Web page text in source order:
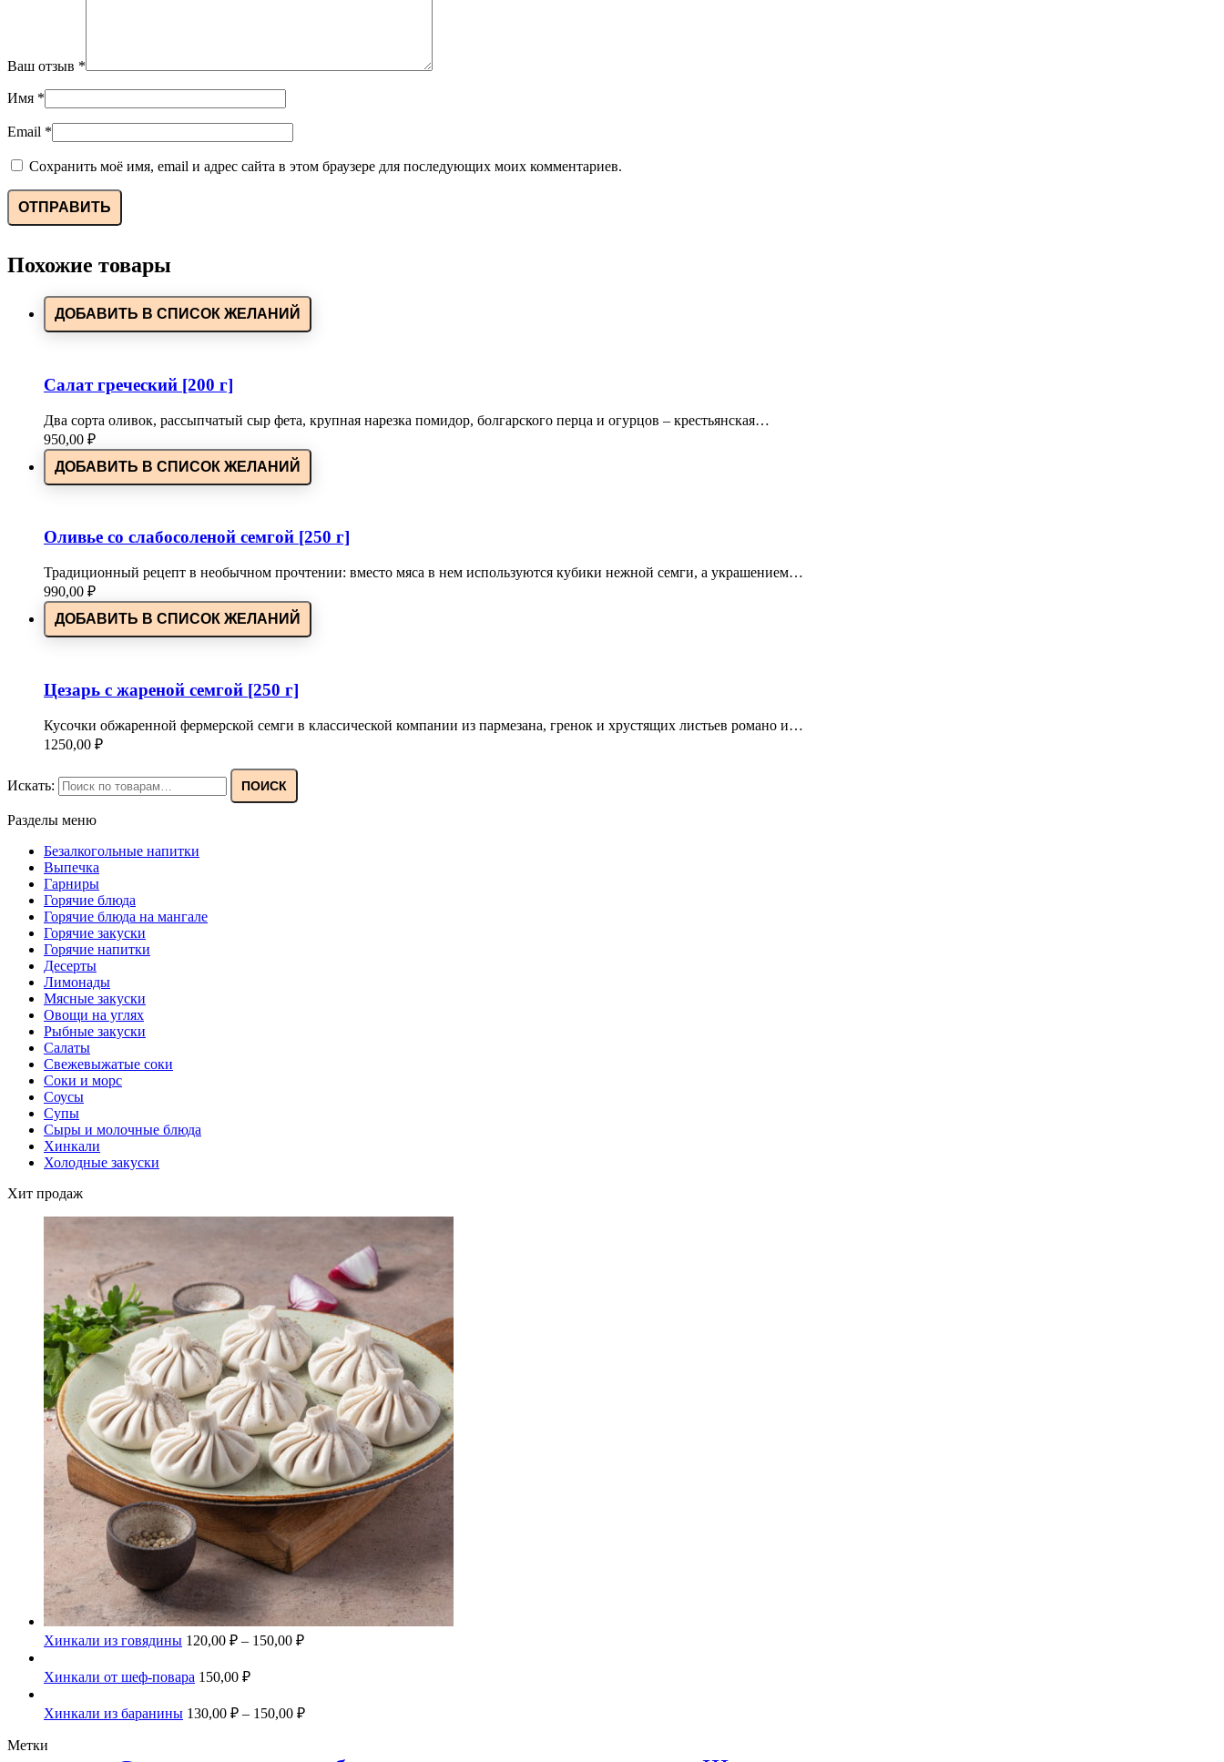
Ваш отзыв *
Имя *
Email *
Сохранить моё имя, email и адрес сайта в этом браузере для последующих моих комментариев.
Похожие товары
ДОБАВИТЬ В СПИСОК ЖЕЛАНИЙ
Салат греческий [200 г]
Два сорта оливок, рассыпчатый сыр фета, крупная нарезка помидор, болгарского перца и огурцов – крестьянская…
950,00 ₽
ДОБАВИТЬ В СПИСОК ЖЕЛАНИЙ
Оливье со слабосоленой семгой [250 г]
Традиционный рецепт в необычном прочтении: вместо мяса в нем используются кубики нежной семги, а украшением…
990,00 ₽
ДОБАВИТЬ В СПИСОК ЖЕЛАНИЙ
Цезарь с жареной семгой [250 г]
Кусочки обжаренной фермерской семги в классической компании из пармезана, гренок и хрустящих листьев романо и…
1250,00 ₽
Искать: ПОИСК
Разделы меню
Безалкогольные напитки
Выпечка
Гарниры
Горячие блюда
Горячие блюда на мангале
Горячие закуски
Горячие напитки
Десерты
Лимонады
Мясные закуски
Овощи на углях
Рыбные закуски
Салаты
Свежевыжатые соки
Соки и морс
Соусы
Супы
Сыры и молочные блюда
Хинкали
Холодные закуски
Хит продаж
Хинкали из говядины 120,00 ₽ – 150,00 ₽
Хинкали от шеф-повара 150,00 ₽
Хинкали из баранины 130,00 ₽ – 150,00 ₽
Метки